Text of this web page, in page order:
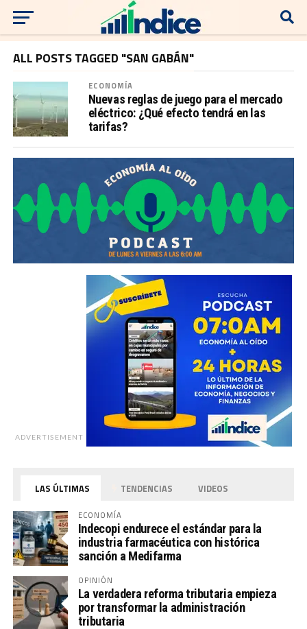
ALL POSTS TAGGED "SAN GABÁN"
ECONOMÍA
Nuevas reglas de juego para el mercado
eléctrico: ¿Qué efecto tendrá en las
tarifas?
ADVERTISEMENT
LAS ÚLTIMAS TENDENCIAS VIDEOS
ECONOMÍA
Indecopi endurece el estándar para la
industria farmacéutica con histórica
sanción a Medifarma
OPINIÓN
La verdadera reforma tributaria empieza
por transformar la administración
tributaria